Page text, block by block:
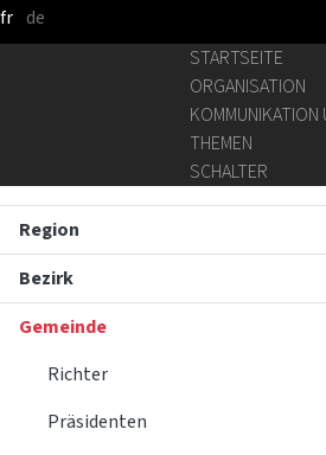
Zum Hauptinhalt springen
fr de
STARTSEITE
ORGANISATION
KOMMUNIKATION
THEMEN
SCHALTER
Region
Bezirk
Gemeinde
Richter
Präsidenten